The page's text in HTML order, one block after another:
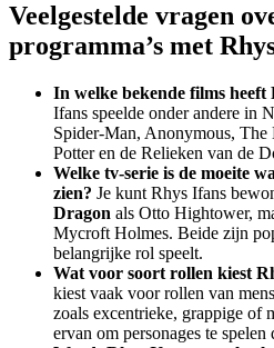
Veelgestelde vragen
programma’s met
In welke bekende films heeft
Ifans speelde onder andere in
Spider-Man, Anonymous, The
Potter en de Relieken van de
Welke tv-serie is de moeite
zien? Je kunt Rhys Ifans
Dragon als Otto Hightower,
Mycroft Holmes. Beide zijn
belangrijke rol speelt.
Wat voor soort rollen kiest
kiest vaak voor rollen van
zoals excentrieke, grappige of
ervan om personages te spelen